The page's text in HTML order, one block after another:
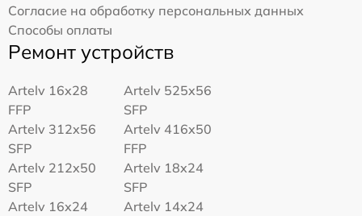
Согласие на обработку персональных данных
Способы оплаты
Ремонт устройств
Artelv 16x28
FFP
Artelv 525x56
SFP
Artelv 312x56
SFP
Artelv 416x50
FFP
Artelv 212x50
SFP
Artelv 18x24
SFP
Artelv 16x24
Artelv 14x24